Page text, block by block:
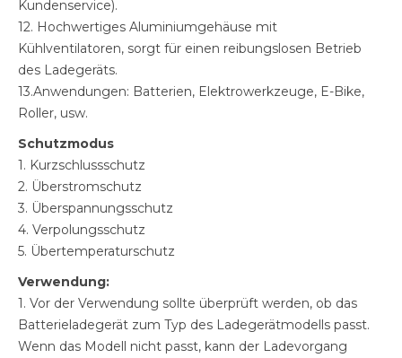
Kundenservice).
12. Hochwertiges Aluminiumgehäuse mit
Kühlventilatoren, sorgt für einen reibungslosen Betrieb
des Ladegeräts.
13.Anwendungen: Batterien, Elektrowerkzeuge, E-Bike,
Roller, usw.
Schutzmodus
1. Kurzschlussschutz
2. Überstromschutz
3. Überspannungsschutz
4. Verpolungsschutz
5. Übertemperaturschutz
Verwendung:
1. Vor der Verwendung sollte überprüft werden, ob das
Batterieladegerät zum Typ des Ladegerätmodells passt.
Wenn das Modell nicht passt, kann der Ladevorgang